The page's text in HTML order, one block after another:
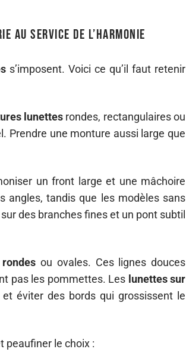
au service de l’harmonie
s’imposent. Voici ce qu’il faut retenir
lunettes rondes, rectangulaires ou
Prendre une monture aussi large que
un front large et une mâchoire
angles, tandis que les modèles sans
des branches fines et un pont subtil
ou ovales. Ces lignes douces
pas les pommettes. Les lunettes sur
éviter des bords qui grossissent le
peaufiner le choix :